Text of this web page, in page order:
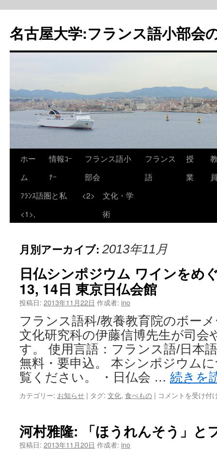
名古屋大学:フランス語小部会
ホー
ム
情報ｺｰ
ﾅｰ
フランス語小
部会
フランス
語
授
業
ﾌﾗﾝｽ語圏と私
<1>,
<2>
文化・学
術
月別アーカイブ: 2013年11月
日仏シンポジウム ワインをめ
13, 14日 東京日仏会館
投稿日: 2013年11月22日 作成者: ino
フランス語科/教養教育院のボー
文化研究科の伊藤信博先生が司会
す。 使用言語：フランス語/日本
無料・要申込。 本シンポジウム
覧ください。 ・日仏会 … 続きを
カテゴリー: お知らせ | タグ: 文化, 食べもの | コメントを受け付
河村雅隆: 「ほうれんそう」と
投稿日: 2013年11月20日 作成者: ino